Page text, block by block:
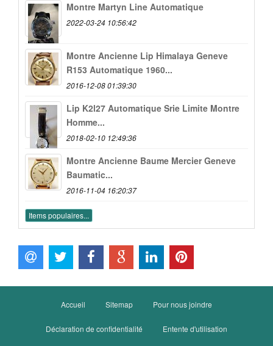
Montre Martyn Line Automatique
2022-03-24 10:56:42
Montre Ancienne Lip Himalaya Geneve
R153 Automatique 1960...
2016-12-08 01:39:30
Lip K2l27 Automatique Srie Limite Montre
Homme...
2018-02-10 12:49:36
Montre Ancienne Baume Mercier Geneve
Baumatic...
2016-11-04 16:20:37
Items populaires...
Accueil Sitemap Pour nous joindre
Déclaration de confidentialité Entente d'utilisation